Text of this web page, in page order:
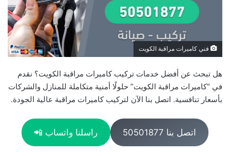
فني كاميرات مراقبة الكويت
​هل تبحث عن أفضل خدمات تركيب كاميرات مراقبة الكويت؟ نقدم
في “كاميرات مراقبة الكويت” حلولًا أمنية متكاملة للمنازل والشركات
بأسعار تنافسية. اتصل بنا الآن لتركيب كاميرات مراقبة عالية الجودة.
اتصل بنا 50501877 راسلنا واتساب 📲